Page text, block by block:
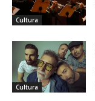
Cultura
Cultura